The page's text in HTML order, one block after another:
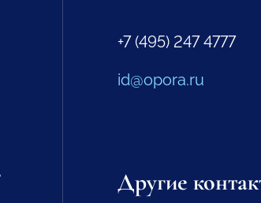
+7 (495) 247 4777
id@opora.ru
Другие